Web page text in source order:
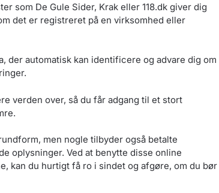
som De Gule Sider, Krak eller 118.dk giver dig
det er registreret på en virksomhed eller
der automatisk kan identificere og advare dig om
verden over, så du får adgang til et stort
men nogle tilbyder også betalte
oplysninger. Ved at benytte disse online
kan du hurtigt få ro i sindet og afgøre, om du bør